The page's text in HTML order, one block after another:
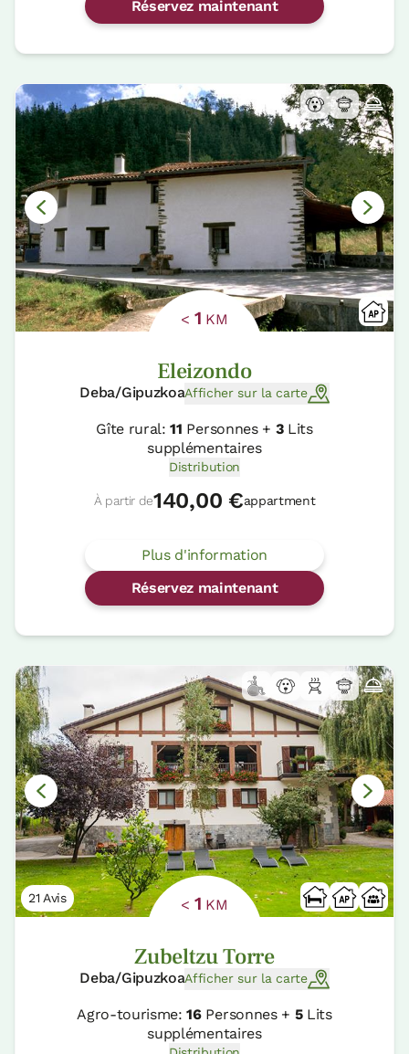
Réservez maintenant
< 1 KM
Eleizondo
Deba/GipuzkoaAfficher sur la carte
Gîte rural:11 Personnes + 3Lits
supplémentaires
Distribution
À partir de140,00 €appartment
Plus d'information
Réservez maintenant
21 Avis < 1 KM
Zubeltzu Torre
Deba/GipuzkoaAfficher sur la carte
Agro-tourisme:16Personnes + 5Lits
supplémentaires